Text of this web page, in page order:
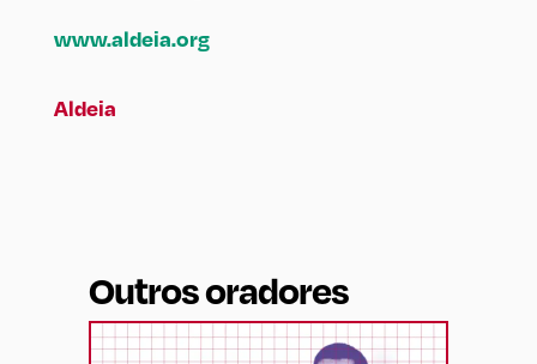
www.aldeia.org
Aldeia
Outros oradores